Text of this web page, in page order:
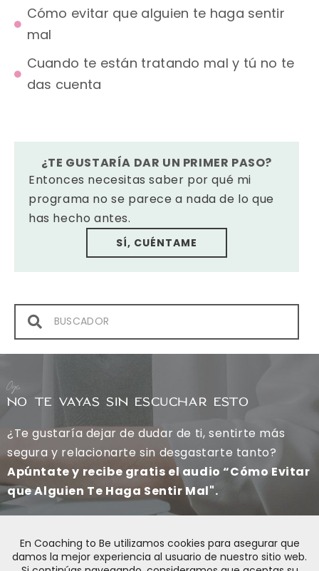
Cómo evitar que alguien te haga sentir
mal
Cuando te están tratando mal y tú no te
das cuenta
¿TE GUSTARÍA DAR UN PRIMER PASO?
Entonces necesitas saber por qué mi
programa no se parece a nada de lo que
has hecho antes.
SÍ, CUÉNTAME
Oye,
NO TE VAYAS SIN ESCUCHAR ESTO
¿Te gustaría dejar de dudar de ti, sentirte más
segura y relacionarte sin desgastarte tanto?
Apúntate y recibe gratis el audio “Cómo Evitar
que Alguien Te Haga Sentir Mal".